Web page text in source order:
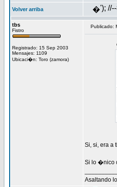
Volver arriba �');
tbs
Fistro
Registrado: 15 Sep 2003
Mensajes: 1109
Ubicaci�n: Toro (zamora)
Publicado:
Si, si, era a
Si lo �nico
Asaltando